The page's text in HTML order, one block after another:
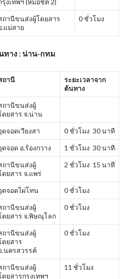
รุงเทพฯ (หมอชิต 2)
ถานีขนส่งผู้โดยสาร
.แม่สาย
0 ชั่วโมง
ทาง : น่าน-กทม
ถานี
ระยะเวลาจาก
ต้นทาง
ถานีขนส่งผู้
ดยสาร จ.น่าน
ดจอดเวียงสา 0 ชั่วโมง 30 นาที
ดจอด อ.ร้องกวาง 1 ชั่วโมง 30 นาที
ถานีขนส่งผู้
ดยสาร จ.แพร่
2 ชั่วโมง 15 นาที
ดจอดไผ่โทน 0 ชั่วโมง
ถานีขนส่งผู้
ดยสาร จ.พิษณุโลก
0 ชั่วโมง
ถานีขนส่งผู้
ดยสาร
.นครสวรรค์
0 ชั่วโมง
ถานีขนส่งผู้
ดยสารกรุงเทพฯ
11 ชั่วโมง